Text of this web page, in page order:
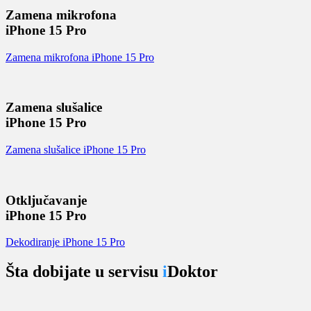
Zamena mikrofona
iPhone 15 Pro
Zamena mikrofona iPhone 15 Pro
Zamena slušalice
iPhone 15 Pro
Zamena slušalice iPhone 15 Pro
Otključavanje
iPhone 15 Pro
Dekodiranje iPhone 15 Pro
Šta dobijate u servisu iDoktor